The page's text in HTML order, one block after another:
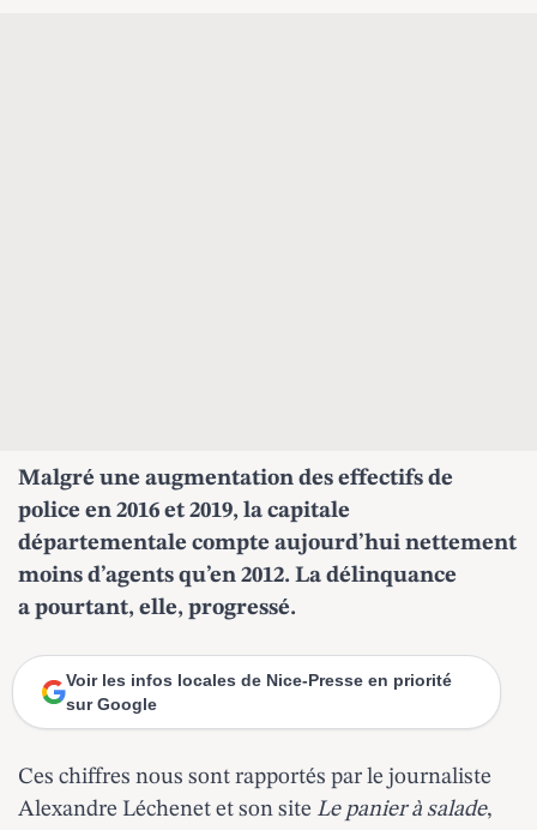
Malgré une augmentation des effectifs de
police en 2016 et 2019, la capitale
départementale compte aujourd’hui nettement
moins d’agents qu’en 2012. La délinquance
a pourtant, elle, progressé.
Voir les infos locales de Nice-Presse en priorité
sur Google
Ces chiffres nous sont rapportés par le journaliste
Alexandre Léchenet et son site Le panier à salade,